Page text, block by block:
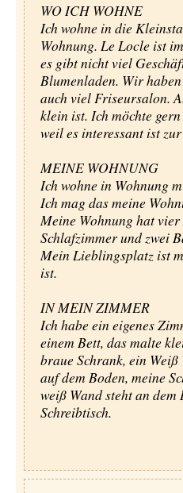
WO ICH WOHNE
Ich wohne in die
Wohnung. Le Locle ist
es gibt nicht viel
Blumenladen. Wir
auch viel Friseursalon.
klein ist. Ich möchte
weil es interessant ist
MEINE WOHNUNG
Ich wohne in Wohnung
Ich mag das meine
Meine Wohnung hat
Schlafzimmer und zwei
Mein Lieblingsplatz ist
ist.
IN MEIN ZIMMER
Ich habe ein eigenes
einem Bett, das malte
braue Schrank, ein
auf dem Boden, meine
weiß Wand steht an
Schreibtisch.